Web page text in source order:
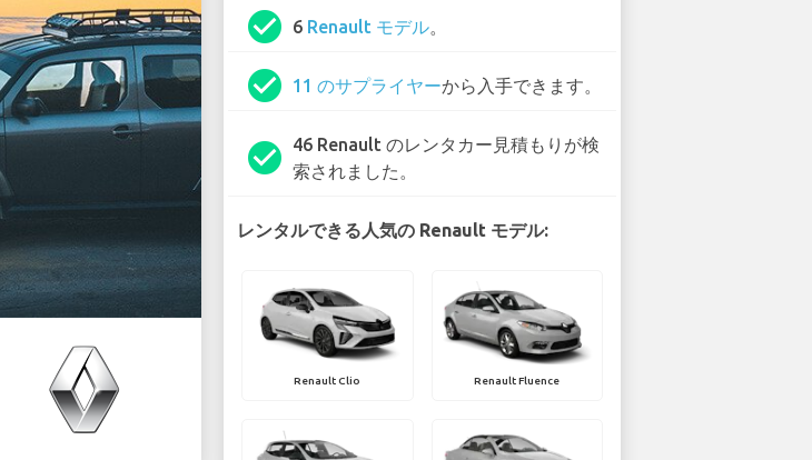
check_circle 6 Renault モデル。
check_circle 11 のサプライヤーから入手できます。
check_circle
46 Renault のレンタカー見積もりが検
索されました。
レンタルできる人気の Renault モデル:
Renault Clio Renault Fluence